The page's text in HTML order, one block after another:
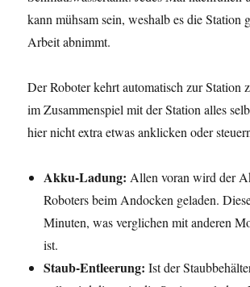
kann mühsam sein, weshalb es die Station
Arbeit abnimmt.
Der Roboter kehrt automatisch zur Station
im Zusammenspiel mit der Station alles
hier nicht extra etwas anklicken oder
Akku-Ladung: Allen voran wird der
Roboters beim Andocken geladen.
Minuten, was verglichen mit anderen
ist.
Staub-Entleerung: Ist der